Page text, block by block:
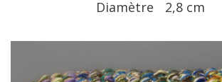
Diamètre 2,8 cm